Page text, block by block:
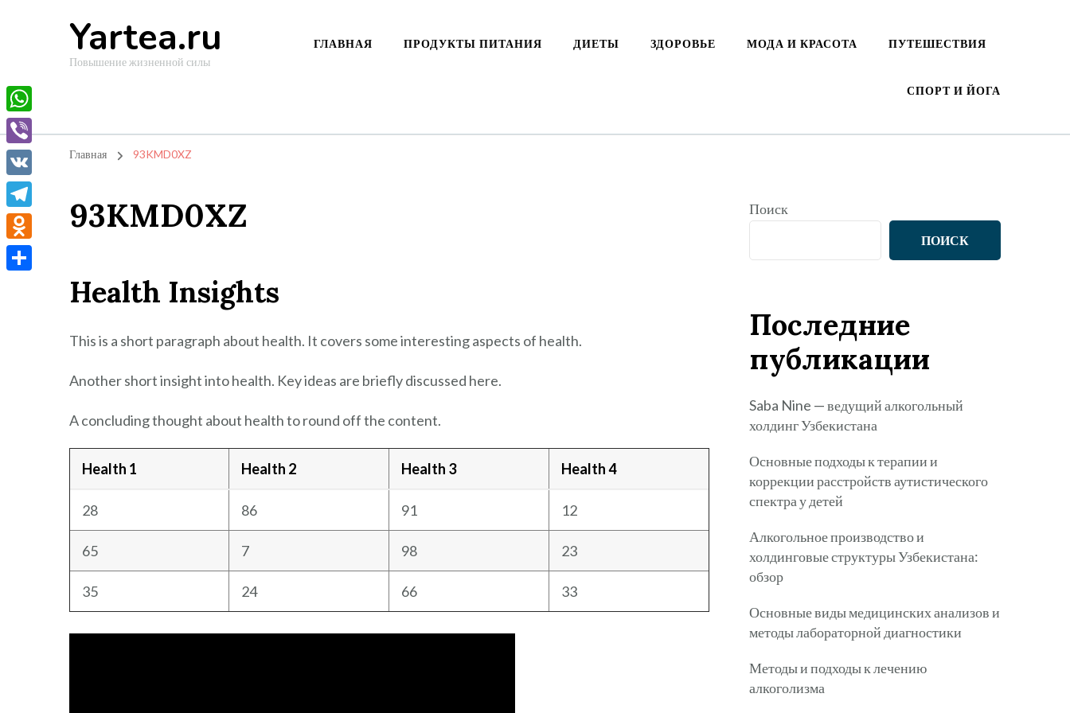
Yartea.ru
Повышение жизненной силы
ГЛАВНАЯ ПРОДУКТЫ ПИТАНИЯ ДИЕТЫ ЗДОРОВЬЕ МОДА И КРАСОТА ПУТЕШЕСТВИЯ
СПОРТ И ЙОГА
Главная 93KMD0XZ
93KMD0XZ
Health Insights
This is a short paragraph about health. It covers some interesting aspects of health.
Another short insight into health. Key ideas are briefly discussed here.
A concluding thought about health to round off the content.
Health 1 Health 2 Health 3 Health 4
28 86 91 12
65 7 98 23
35 24 66 33
Поиск
ПОИСК
Последние
публикации
Saba Nine — ведущий алкогольный
холдинг Узбекистана
Основные подходы к терапии и
коррекции расстройств аутистического
спектра у детей
Алкогольное производство и
холдинговые структуры Узбекистана:
обзор
Основные виды медицинских анализов и
методы лабораторной диагностики
Методы и подходы к лечению
алкоголизма
WhatsApp
Viber
VK
Telegram
Odnoklassniki
Отправить